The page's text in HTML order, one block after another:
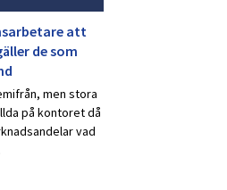
att
de som
men stora
på kontoret då
vad